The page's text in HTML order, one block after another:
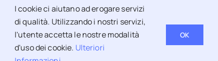
Back to top
I cookie ci aiutano ad erogare servizi
di qualità. Utilizzando i nostri servizi,
l'utente accetta le nostre modalità
d'uso dei cookie. Ulteriori
OK